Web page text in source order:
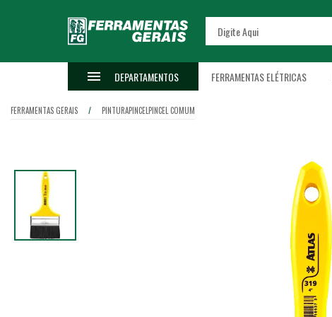
DEPARTAMENTOS FERRAMENTAS ELÉTRICAS
FERRAMENTAS GERAIS PINTURAPINCELPINCEL COMUM